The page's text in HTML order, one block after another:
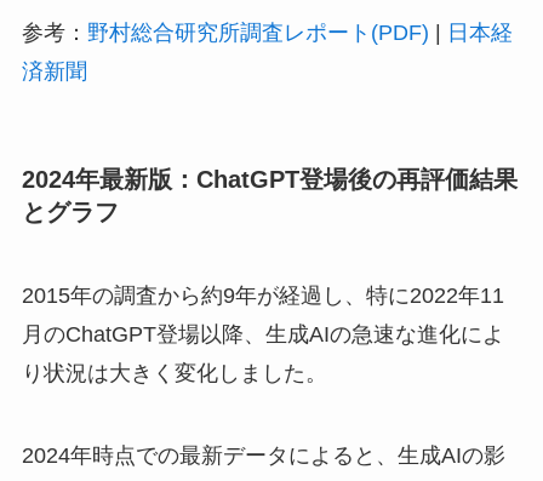
参考： 野村総合研究所調査レポート(PDF)
日本経
済新聞
2024年最新版：ChatGPT登場後の再評価結果
とグラフ
2015年の調査から約9年が経過し、特に2022年11
月のChatGPT登場以降、生成AIの急速な進化によ
り状況は大きく変化しました。
2024年時点での最新データによると、生成AIの影